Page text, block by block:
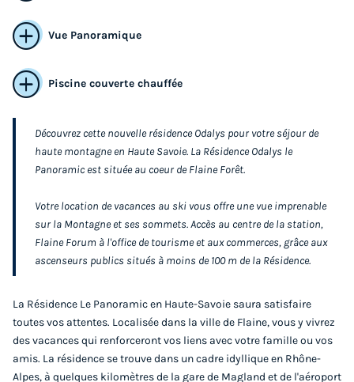
APPARTEMENT 6 personnes - 2 pièces
cabine
Annulation gratuite
Surface
42m²
Adultes
6
Chambres
1
Salle de bain
1
Réfrigérateur
+ 3
APPARTEMENT 6 personnes - 2 pièces cabine
Vue Panoramique
Piscine couverte chauffée
Découvrez cette nouvelle résidence Odalys pour votre séjour de
haute montagne en Haute Savoie. La Résidence Odalys le
Panoramic est située au coeur de Flaine Forêt.
Votre location de vacances au ski vous offre une vue imprenable
sur la Montagne et ses sommets. Accès au centre de la station,
Flaine Forum à l'office de tourisme et aux commerces, grâce aux
ascenseurs publics situés à moins de 100 m de la Résidence.
La Résidence Le Panoramic en Haute-Savoie saura satisfaire
toutes vos attentes. Localisée dans la ville de Flaine, vous y vivrez
des vacances qui renforceront vos liens avec votre famille ou vos
amis. La résidence se trouve dans un cadre idyllique en Rhône-
Alpes, à quelques kilomètres de la gare de Magland et de l'aéroport